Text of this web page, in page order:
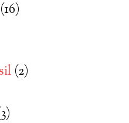
(16)
(2)